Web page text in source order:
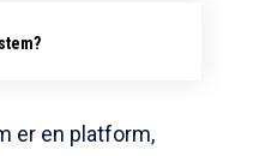
er en platform,